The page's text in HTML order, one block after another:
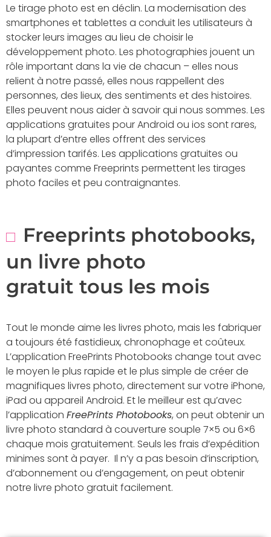
Le tirage photo est en déclin. La modernisation des
smartphones et tablettes a conduit les utilisateurs à
stocker leurs images au lieu de choisir le
développement photo. Les photographies jouent un
rôle important dans la vie de chacun – elles nous
relient à notre passé, elles nous rappellent des
personnes, des lieux, des sentiments et des histoires.
Elles peuvent nous aider à savoir qui nous sommes. Les
applications gratuites pour Android ou ios sont rares,
la plupart d’entre elles offrent des services
d’impression tarifés. Les applications gratuites ou
payantes comme Freeprints permettent les tirages
photo faciles et peu contraignantes.
Freeprints photobooks,
un livre photo
gratuit tous les mois
Tout le monde aime les livres photo, mais les fabriquer
a toujours été fastidieux, chronophage et coûteux.
L’application FreePrints Photobooks change tout avec
le moyen le plus rapide et le plus simple de créer de
magnifiques livres photo, directement sur votre iPhone,
iPad ou appareil Android. Et le meilleur est qu’avec
l’application FreePrints Photobooks, on peut obtenir un
livre photo standard à couverture souple 7×5 ou 6×6
chaque mois gratuitement. Seuls les frais d’expédition
minimes sont à payer. Il n’y a pas besoin d’inscription,
d’abonnement ou d’engagement, on peut obtenir
notre livre photo gratuit facilement.